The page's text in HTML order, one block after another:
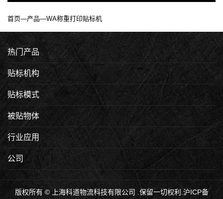
首页—产品—WA称重打印贴标机
热门产品
贴标机构
贴标模式
被贴物体
行业应用
公司
版权所有 © 上海科道物流科技有限公司 .保留一切权利. 沪ICP备